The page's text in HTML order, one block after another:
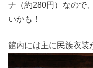
ナ（約280円）なので
いかも！
館内には主に民族衣装